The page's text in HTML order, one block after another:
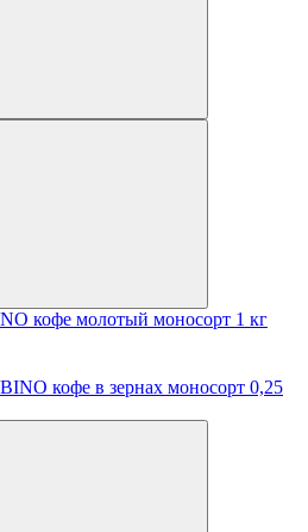
кофе молотый моносорт 1 кг